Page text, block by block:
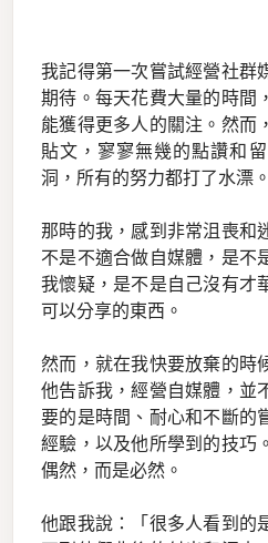
我記得第一次嘗試經營社群
期待。每天花費大量的時間
能獲得更多人的關注。然而
貼文，寥寥無幾的點讚和
洞，所有的努力都打了水漂。
那時的我，感到非常沮喪和
不是不適合做自媒體，是不
我懷疑，是不是自己沒有才
可以分享的東西。
然而，就在我快要放棄的時
他告訴我，經營自媒體，並
要的是時間、耐心和不斷的
經驗，以及他所學到的技巧
偶然，而是必然。
他跟我說：「很多人看到的